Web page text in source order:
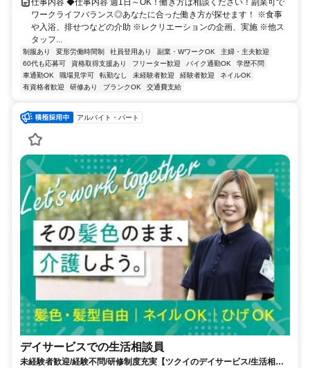
仕事内容 ◆仕事内容 週1日～OK！働き方は相談ください！副業可で
ワークライフバランス◎あなたに合った働き方が探せます！ ※食事
や入浴、排せつなどの介助 ※レクリエーションの企画、実施 ※他ス
タッフ...
制服あり 変形労働時間制 社員登用あり 副業・WワークOK
主婦・主夫歓迎
60代も応募可
資格取得支援あり フリーター歓迎 バイク通勤OK
学歴不問
車通勤OK
職場見学可 転勤なし 未経験者歓迎 経験者歓迎
ネイルOK
有資格者歓迎
研修あり ブランクOK 交通費支給
アルバイト・パート
デイサービスでの生活相談員
未経験者歓迎/経験不問/研修制度充実【ツクイのデイサービス/生活相談